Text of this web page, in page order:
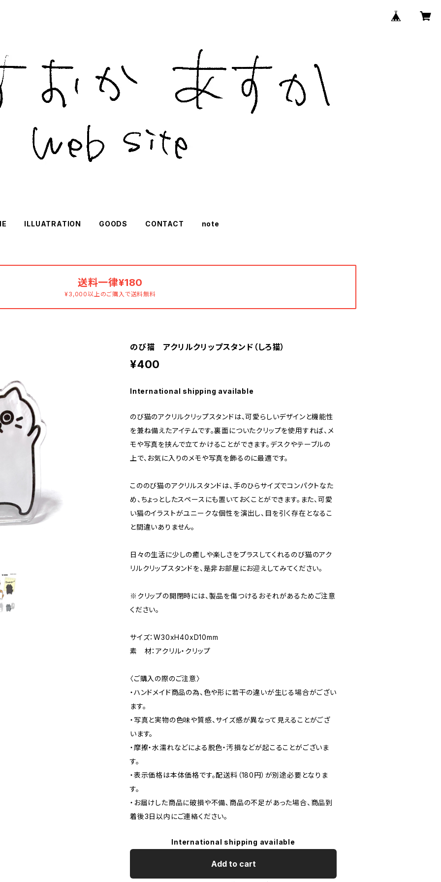
ILLUATRATION GOODS CONTACT note
送料一律¥180
¥3,000以上のご購入で送料無料
のび猫 アクリルクリップスタンド（しろ猫）
¥400
International shipping available
のび猫のアクリルクリップスタンドは、可愛らしいデザインと機能性
を兼ね備えたアイテムです。裏面についたクリップを使用すれば、メ
モや写真を挟んで立てかけることができます。デスクやテーブルの
上で、お気に入りのメモや写真を飾るのに最適です。
こののび猫のアクリルスタンドは、手のひらサイズでコンパクトなた
め、ちょっとしたスペースにも置いておくことができます。また、可愛
い猫のイラストがユニークな個性を演出し、目を引く存在となるこ
と間違いありません。
日々の生活に少しの癒しや楽しさをプラスしてくれるのび猫のアク
リルクリップスタンドを、是非お部屋にお迎えしてみてください。
※クリップの開閉時には、製品を傷つけるおそれがあるためご注意
ください。
サイズ：W30xH40xD10mm
素 材：アクリル・クリップ
〈ご購入の際のご注意〉
・ハンドメイド商品の為、色や形に若干の違いが生じる場合がござい
ます。
・写真と実物の色味や質感、サイズ感が異なって見えることがござ
います。
・摩擦・水濡れなどによる脱色・汚損などが起こることがございま
す。
・表示価格は本体価格です。配送料（180円）が別途必要となりま
す。
・お届けした商品に破損や不備､商品の不足があった場合、商品到
着後3日以内にご連絡ください。
International shipping available
Add to cart